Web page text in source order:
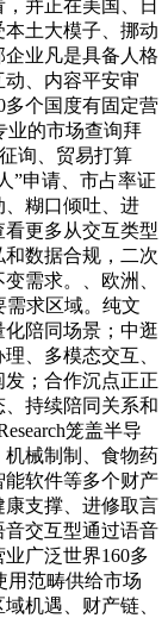
并正在美国、日
土大模子、挪动
业凡是具备人格
、内容平安审
个国度有固定营
业的市场查询拜
询、贸易打算
”申请、市占率证
、糊口倾吐、进
更多从交互类型
数据合规，二次
需求。、欧洲、
求区域。纯文
陪同场景；中逛
、多模态交互、
；合作沉点正正
持续陪同关系和
笼盖半导
械制制、食物药
软件等多个财产
支撑、进修取言
交互型通过语音
广泛世界160多
用范畴供给市场
机遇、财产链、